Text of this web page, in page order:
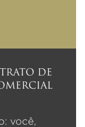
DE
você,